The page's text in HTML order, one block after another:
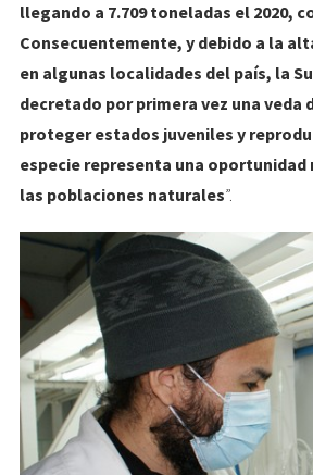
llegando a 7.709 toneladas el 2020,
Consecuentemente, y debido a la
en algunas localidades del país, la
decretado por primera vez una veda
proteger estados juveniles y
especie representa una
las poblaciones naturales”.